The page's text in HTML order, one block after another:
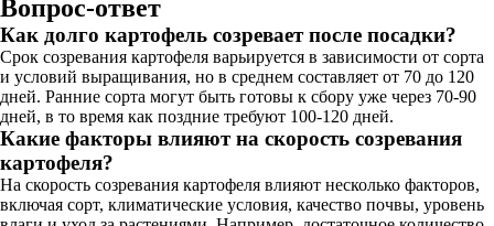
Вопрос-ответ
Как долго картофель созревает после посадки?
Срок созревания картофеля варьируется в зависимости от сорта
и условий выращивания, но в среднем составляет от 70 до 120
дней. Ранние сорта могут быть готовы к сбору уже через 70-90
дней, в то время как поздние требуют 100-120 дней.
Какие факторы влияют на скорость созревания
картофеля?
На скорость созревания картофеля влияют несколько факторов,
включая сорт, климатические условия, качество почвы, уровень